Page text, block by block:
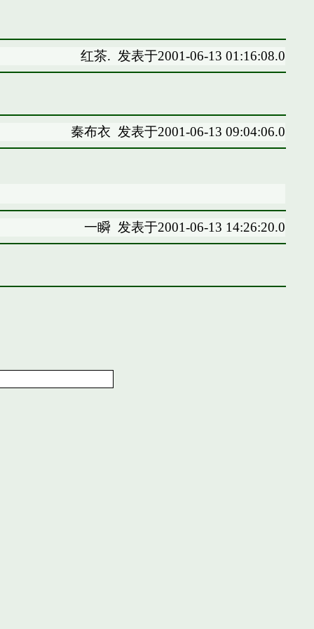
红茶. 发表于2001-06-13 01:16:08.0
秦布衣 发表于2001-06-13 09:04:06.0
一瞬 发表于2001-06-13 14:26:20.0